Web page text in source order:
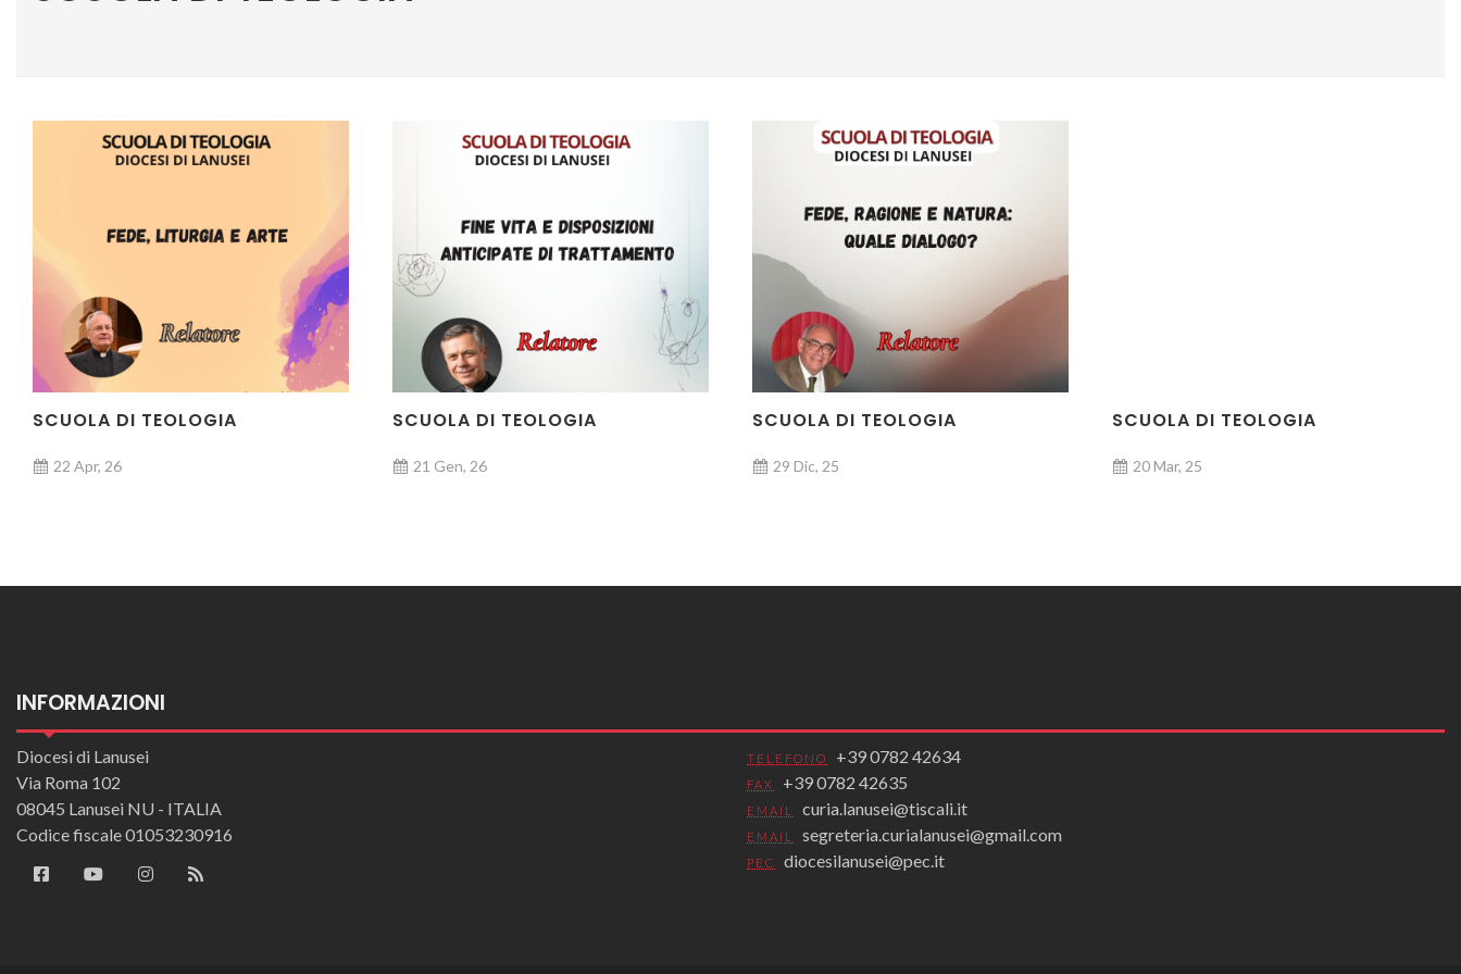
SCUOLA DI TEOLOGIA
22 Apr, 26
SCUOLA DI TEOLOGIA
21 Gen, 26
SCUOLA DI TEOLOGIA
29 Dic, 25
SCUOLA DI TEOLOGIA
20 Mar, 25
INFORMAZIONI
Diocesi di Lanusei
Via Roma 102
08045 Lanusei NU - ITALIA
Codice fiscale 01053230916
TELEFONO +39 0782 42634
FAX +39 0782 42635
EMAIL curia.lanusei@tiscali.it
EMAIL segreteria.curialanusei@gmail.com
PEC diocesilanusei@pec.it